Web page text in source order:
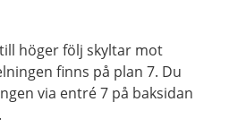
höger följ skyltar mot
finns på plan 7. Du
via entré 7 på baksidan